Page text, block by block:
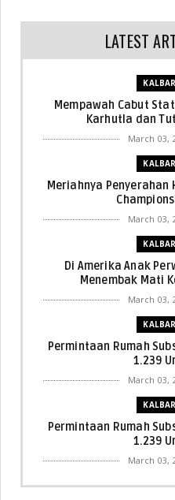
LATEST
KALBAR
Mempawah Cabut
Karhutla dan
March 03,
KALBAR
Meriahnya Penyerahan
March 03,
KALBAR
Di Amerika Anak
Menembak Mati
March 03,
KALBAR
Permintaan Rumah
1.239
March 03,
KALBAR
Permintaan Rumah
1.239
March 03,